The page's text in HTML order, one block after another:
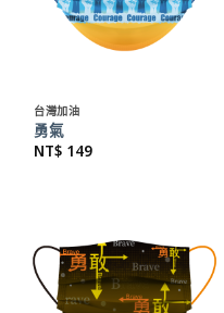
台灣加油
勇氣
NT$ 149